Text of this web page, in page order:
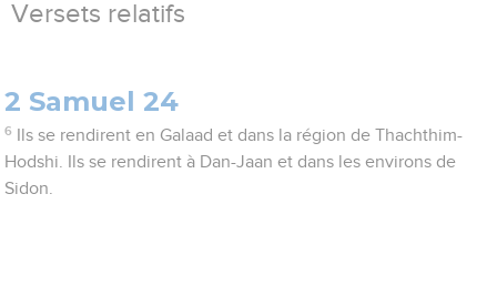
Versets relatifs
2 Samuel 24
6
Ils se rendirent en Galaad et dans la région de Thachthim-
Hodshi. Ils se rendirent à Dan-Jaan et dans les environs de
Sidon.